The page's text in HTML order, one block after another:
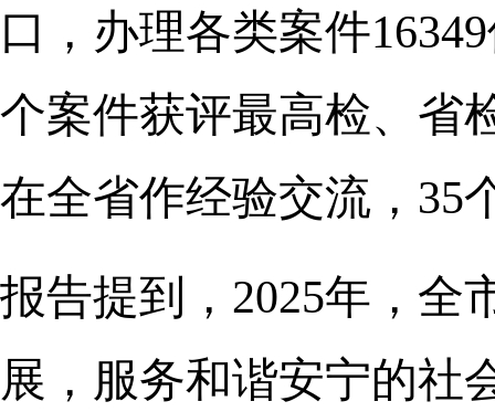
口，办理各类案件
个案件获评最高检、省
在全省作经验交流，35
报告提到，2025年，全
展，服务和谐安宁的社